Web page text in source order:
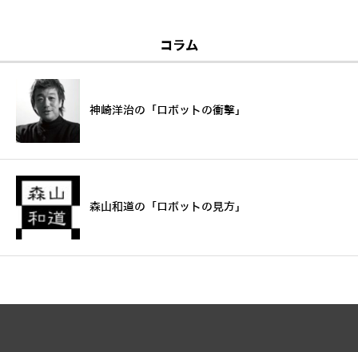
コラム
神崎洋治の「ロボットの衝撃」
森山和道の「ロボットの見方」